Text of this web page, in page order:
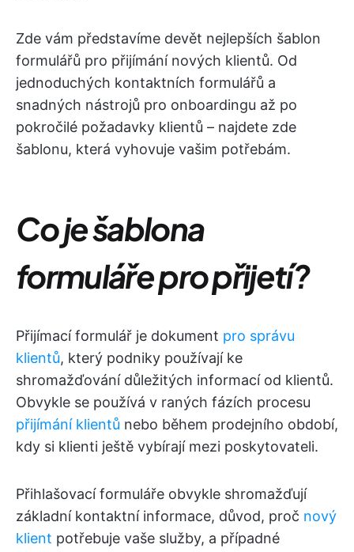
Zde vám představíme devět nejlepších šablon
formulářů pro přijímání nových klientů. Od
jednoduchých kontaktních formulářů a
snadných nástrojů pro onboardingu až po
pokročilé požadavky klientů – najdete zde
šablonu, která vyhovuje vašim potřebám.
Co je šablona
formuláře pro přijetí?
Přijímací formulář je dokument pro správu
klientů, který podniky používají ke
shromažďování důležitých informací od klientů.
Obvykle se používá v raných fázích procesu
přijímání klientů nebo během prodejního období,
kdy si klienti ještě vybírají mezi poskytovateli.
Přihlašovací formuláře obvykle shromažďují
základní kontaktní informace, důvod, proč nový
klient potřebuje vaše služby, a případné